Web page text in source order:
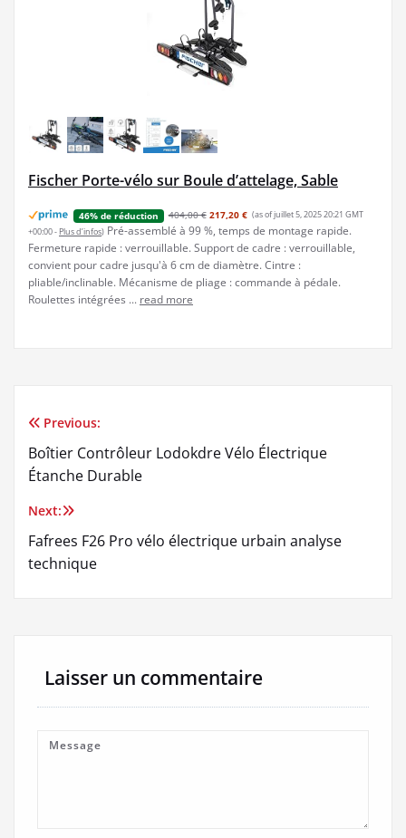
Fischer Porte-vélo sur Boule d’attelage, Sable
46% de réduction 404,00 € 217,20 € (as of juillet 5, 2025 20:21 GMT
+00:00 - Plus d’infos) Pré-assemblé à 99 %, temps de montage rapide.
Fermeture rapide : verrouillable. Support de cadre : verrouillable,
convient pour cadre jusqu'à 6 cm de diamètre. Cintre :
pliable/inclinable. Mécanisme de pliage : commande à pédale.
Roulettes intégrées ... read more
Navigation
de
l’article
Previous:
Boîtier Contrôleur Lodokdre Vélo Électrique
Étanche Durable
Next:
Fafrees F26 Pro vélo électrique urbain analyse
technique
Laisser un commentaire